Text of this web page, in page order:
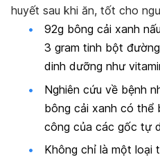
huyết sau khi ăn, tốt cho
92g bông cải xanh
3 gram tinh bột
dinh dưỡng như
Nghiên cứu về bệnh
bông cải xanh có thể
công của các gốc tự
Không chỉ là một loại